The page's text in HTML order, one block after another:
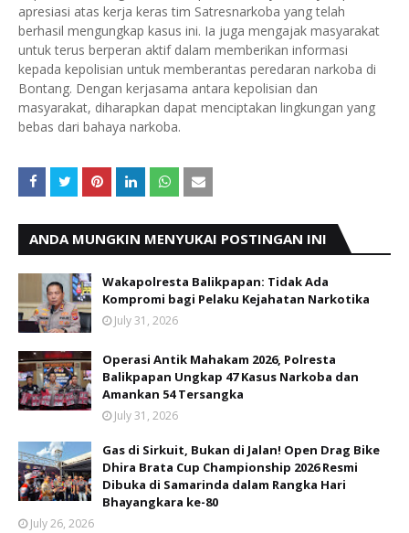
apresiasi atas kerja keras tim Satresnarkoba yang telah
berhasil mengungkap kasus ini. Ia juga mengajak masyarakat
untuk terus berperan aktif dalam memberikan informasi
kepada kepolisian untuk memberantas peredaran narkoba di
Bontang. Dengan kerjasama antara kepolisian dan
masyarakat, diharapkan dapat menciptakan lingkungan yang
bebas dari bahaya narkoba.
ANDA MUNGKIN MENYUKAI POSTINGAN INI
Wakapolresta Balikpapan: Tidak Ada
Kompromi bagi Pelaku Kejahatan Narkotika
July 31, 2026
Operasi Antik Mahakam 2026, Polresta
Balikpapan Ungkap 47 Kasus Narkoba dan
Amankan 54 Tersangka
July 31, 2026
Gas di Sirkuit, Bukan di Jalan! Open Drag Bike
Dhira Brata Cup Championship 2026 Resmi
Dibuka di Samarinda dalam Rangka Hari
Bhayangkara ke-80
July 26, 2026